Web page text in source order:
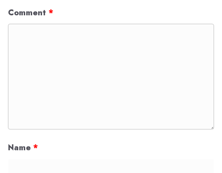
Comment *
Name *